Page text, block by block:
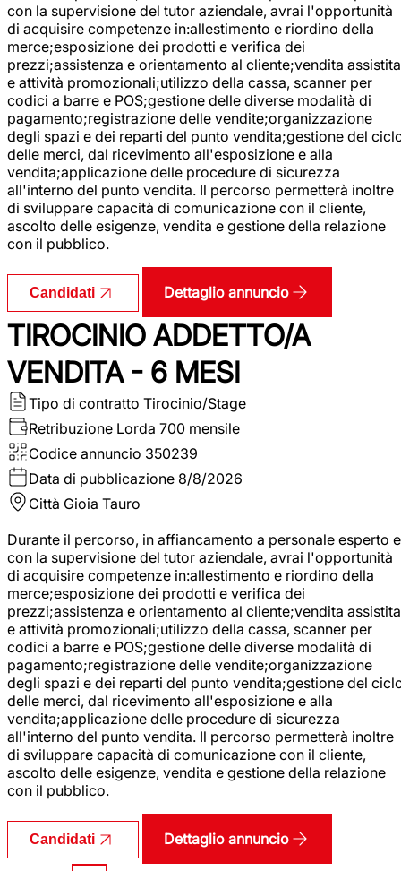
con la supervisione del tutor aziendale, avrai l'opportunità
di acquisire competenze in:allestimento e riordino della
merce;esposizione dei prodotti e verifica dei
prezzi;assistenza e orientamento al cliente;vendita assistita
e attività promozionali;utilizzo della cassa, scanner per
codici a barre e POS;gestione delle diverse modalità di
pagamento;registrazione delle vendite;organizzazione
degli spazi e dei reparti del punto vendita;gestione del
delle merci, dal ricevimento all'esposizione e alla
vendita;applicazione delle procedure di sicurezza
all'interno del punto vendita. Il percorso permetterà inoltre
di sviluppare capacità di comunicazione con il cliente,
ascolto delle esigenze, vendita e gestione della relazione
con il pubblico.
Candidati Dettaglio annuncio
TIROCINIO ADDETTO/A
VENDITA - 6 MESI
Tipo di contratto Tirocinio/Stage
Retribuzione Lorda 700 mensile
Codice annuncio 350239
Data di pubblicazione 8/8/2026
Città Gioia Tauro
Durante il percorso, in affiancamento a personale esperto e
con la supervisione del tutor aziendale, avrai l'opportunità
di acquisire competenze in:allestimento e riordino della
merce;esposizione dei prodotti e verifica dei
prezzi;assistenza e orientamento al cliente;vendita assistita
e attività promozionali;utilizzo della cassa, scanner per
codici a barre e POS;gestione delle diverse modalità di
pagamento;registrazione delle vendite;organizzazione
degli spazi e dei reparti del punto vendita;gestione del
delle merci, dal ricevimento all'esposizione e alla
vendita;applicazione delle procedure di sicurezza
all'interno del punto vendita. Il percorso permetterà inoltre
di sviluppare capacità di comunicazione con il cliente,
ascolto delle esigenze, vendita e gestione della relazione
con il pubblico.
Candidati Dettaglio annuncio